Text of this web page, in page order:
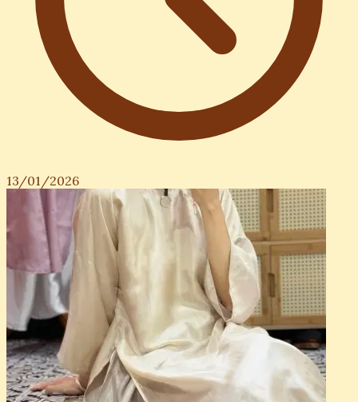
13/01/2026